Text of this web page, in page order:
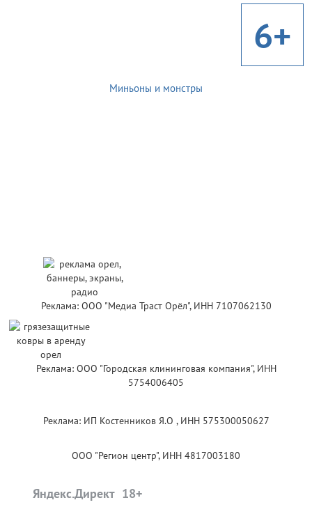
6+
Миньоны и монстры
Реклама: ООО "Медиа Траст Орёл", ИНН 7107062130
Реклама: ООО "Городская клининговая компания", ИНН
5754006405
Реклама: ИП Костенников Я.О , ИНН 575300050627
ООО "Регион центр", ИНН 4817003180
Яндекс.Директ